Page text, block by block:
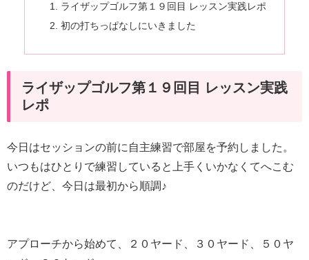
ライザップゴルフ第１９回目 レッスン実践レポ
初の打ちっぱなしにいきました
ライザップゴルフ第１９回目 レッスン実践
レポ
今日はセッションの前に自主練習で部屋を予約しました。
いつもはひとりで練習していると上手くいかなくてへこむ
のだけど、今日は最初から順調♪
アプローチから始めて、２０ヤード、３０ヤード、５０ヤ